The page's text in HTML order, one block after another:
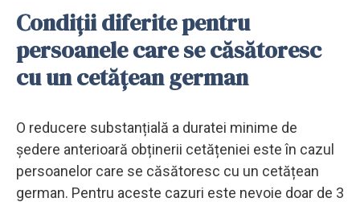
Condiții diferite pentru
persoanele care se căsătoresc
cu un cetățean german
O reducere substanțială a duratei minime de
ședere anterioară obținerii cetățeniei este în cazul
persoanelor care se căsătoresc cu un cetățean
german. Pentru aceste cazuri este nevoie doar de 3